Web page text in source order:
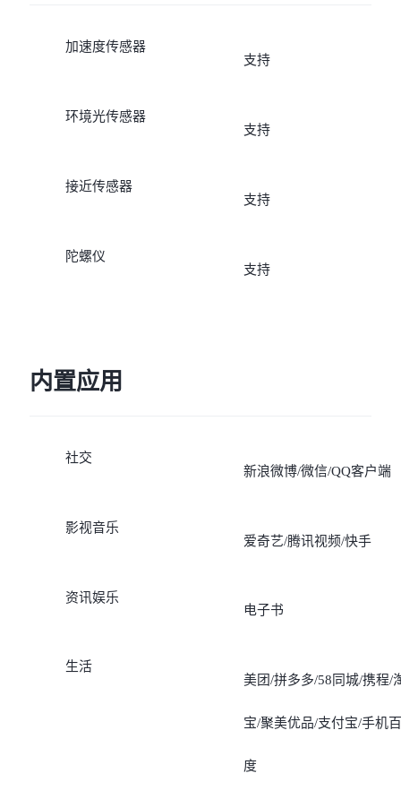
加速度传感器
支持
环境光传感器
支持
接近传感器
支持
陀螺仪
支持
内置应用
社交
新浪微博/微信/QQ客户端
影视音乐
爱奇艺/腾讯视频/快手
资讯娱乐
电子书
生活
美团/拼多多/58同城/携程/
宝/聚美优品/支付宝/手机百
度